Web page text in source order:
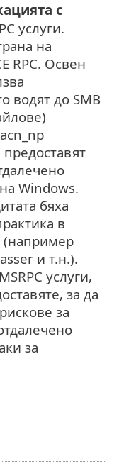
с
услуги.
на
RPC. Освен
водят до SMB
Windows.
бяха
в
(например
и т.н.).
услуги,
за да
за
за